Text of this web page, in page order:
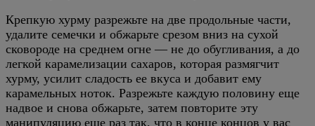
Крепкую хурму разрежьте на две продольные части,
удалите семечки и обжарьте срезом вниз на сухой
сковороде на среднем огне — не до обугливания, а до
легкой карамелизации сахаров, которая размягчит
хурму, усилит сладость ее вкуса и добавит ему
карамельных ноток. Разрежьте каждую половину еще
надвое и снова обжарьте, затем повторите эту
манипуляцию еще раз так, что в конце концов у вас